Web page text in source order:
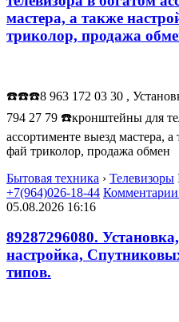
мастера, а также
триколор, продажа
☎️☎️☎️8 963 172 03 30 ,
794 27 79 ☎️кронштейны для
ассортименте выезд мастера,
фай триколор, продажа обмен
Бытовая техника › Телевизоры
+7(964)026-18-44
05.08.2026 16:16
89287296080.
настройка,
типов.